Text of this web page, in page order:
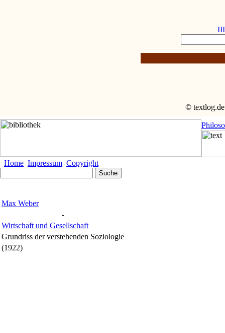
© textlog.de
Home Impressum Copyright
Max Weber
-
Wirtschaft und Gesellschaft
Grundriss der verstehenden Soziologie
(1922)